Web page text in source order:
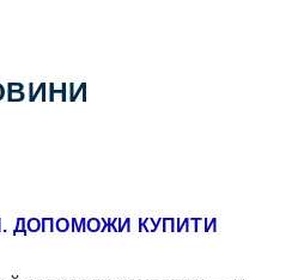
ДОПОМОЖИ КУПИТИ